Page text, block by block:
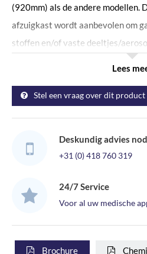
(920mm) als de andere modellen.
afzuigkast wordt aanbevolen om
stoffen en/of vaste deeltjes/
verwijderen op een eenvoudige,
de omgeving beschermt tegen
form in te vullen. Dit formulier
de grijze specificaties button te
De Cruma afzuigkasten kunnen
Lees
Stel een vraag over dit product
Deskundig advies
+31 (0) 418 760 319
24/7 Service
Voor al uw medische
Brochure